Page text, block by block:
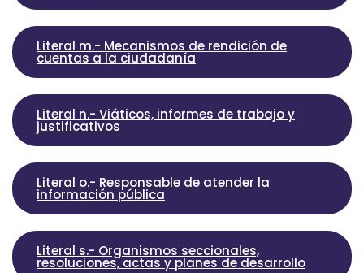
Literal m.- Mecanismos de rendición de
cuentas a la ciudadanía
Literal n.- Viáticos, informes de trabajo y
justificativos
Literal o.- Responsable de atender la
información pública
Literal s.- Organismos seccionales,
resoluciones, actas y planes de desarrollo